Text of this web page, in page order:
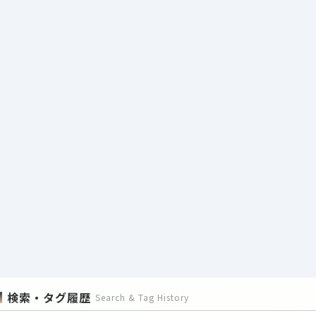
検索・タグ履歴 Search & Tag History